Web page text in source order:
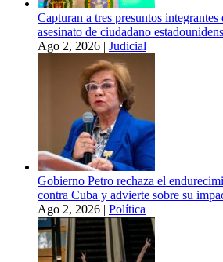
Capturan a tres presuntos integrantes
asesinato de ciudadano
Ago 2, 2026 | Judicial
Gobierno Petro rechaza el
contra Cuba y advierte sobre su
Ago 2, 2026 | Política